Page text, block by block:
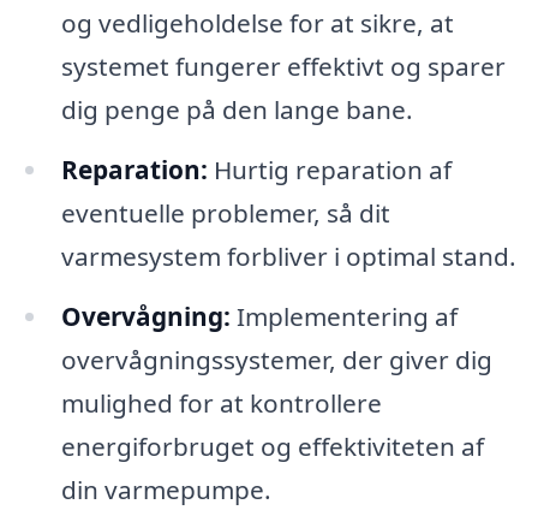
og vedligeholdelse for at sikre, at
systemet fungerer effektivt og sparer
dig penge på den lange bane.
Reparation: Hurtig reparation af
eventuelle problemer, så dit
varmesystem forbliver i optimal stand.
Overvågning: Implementering af
overvågningssystemer, der giver dig
mulighed for at kontrollere
energiforbruget og effektiviteten af
din varmepumpe.